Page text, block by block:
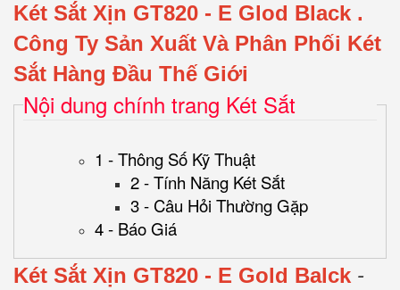
Két Sắt Xịn GT820 - E Glod Black .
Công Ty Sản Xuất Và Phân Phối Két
Sắt Hàng Đầu Thế Giới
Nội dung chính trang Két Sắt
1 - Thông Số Kỹ Thuật
2 - Tính Năng Két Sắt
3 - Câu Hỏi Thường Gặp
4 - Báo Giá
Két Sắt Xịn GT820 - E Gold Balck -